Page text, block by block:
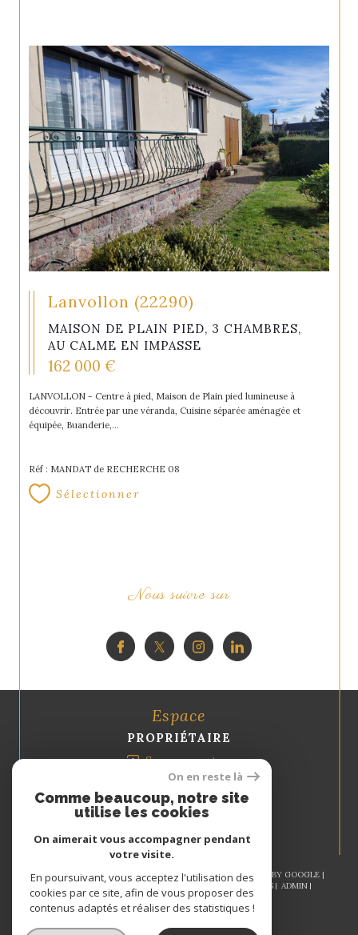
Lanvollon (22290)
MAISON DE PLAIN PIED, 3 CHAMBRES,
AU CALME EN IMPASSE
162 000 €
LANVOLLON - Centre à pied, Maison de Plain pied lumineuse à
découvrir. Entrée par une véranda, Cuisine séparée aménagée et
équipée, Buanderie,...
Réf : MANDAT de RECHERCHE 08
Sélectionner
Nous suivre sur
Espace
PROPRIÉTAIRE
Se connecter
© 2026 | TOUS DROITS RÉSERVÉS | TRADUCTION POWERED BY GOOGLE |
NOS HONORAIRES
PLAN DU SITE MENTIONS LÉGALES
ADMIN
NOS LIENS
POLITIQUE RGPD COOKIES
On en reste là
Comme beaucoup, notre site
utilise les cookies
On aimerait vous accompagner pendant
votre visite.
En poursuivant, vous acceptez l'utilisation des
cookies par ce site, afin de vous proposer des
contenus adaptés et réaliser des statistiques !